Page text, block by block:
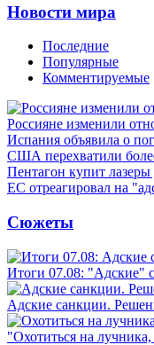
Новости мира
Последние
Популярные
Комментируемые
Россияне изменили
Испания объявила о
США перехватили
Пентагон купит
ЕС отреагировал на
Сюжеты
Итоги 07.08: "Адские"
Адские санкции.
"Охотиться на